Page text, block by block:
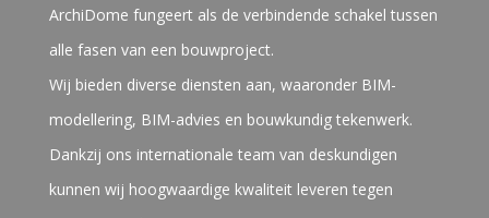
ArchiDome fungeert als de verbindende schakel tussen
alle fasen van een bouwproject.
Wij bieden diverse diensten aan, waaronder BIM-
modellering, BIM-advies en bouwkundig tekenwerk.
Dankzij ons internationale team van deskundigen
kunnen wij hoogwaardige kwaliteit leveren tegen